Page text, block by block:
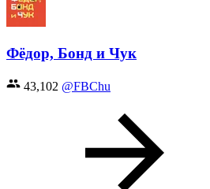
Фёдор, Бонд и Чук
43,102 @FBChu